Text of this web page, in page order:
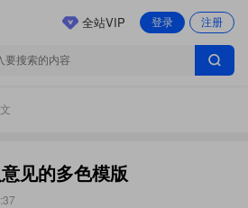
登录 注册
全站VIP
见的多色模版